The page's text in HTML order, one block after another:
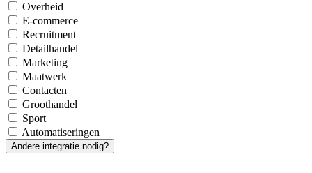
Overheid
E-commerce
Recruitment
Detailhandel
Marketing
Maatwerk
Contacten
Groothandel
Sport
Automatiseringen
Andere integratie nodig?